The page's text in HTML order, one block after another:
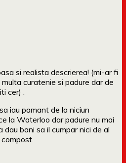
si realista descrierea! (mi-ar fi
curatenie si padure dar de
cer) .
iau pamant de la niciun
la Waterloo dar padure nu mai
dau bani sa il cumpar nici de al